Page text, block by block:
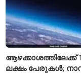
ആഴക്കാശത്തിലേക്ക്
ലക്ഷം പേരുകൾ;